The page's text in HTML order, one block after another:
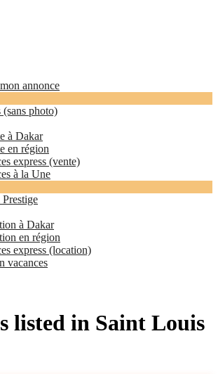
annonce
(sans photo)
à Dakar
en région
express (vente)
à la Une
à Dakar
en région
express (location)
vacances
listed in Saint Louis